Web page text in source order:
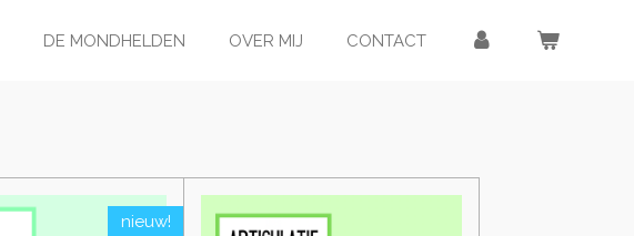
DE MONDHELDEN OVER MIJ CONTACT
nieuw!